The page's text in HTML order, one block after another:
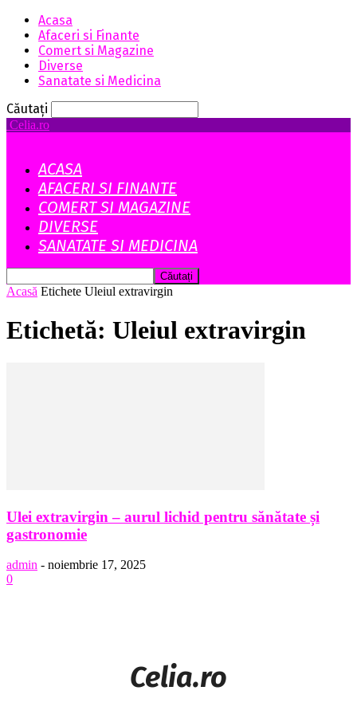
Acasa
Afaceri si Finante
Comert si Magazine
Diverse
Sanatate si Medicina
Căutați
Celia.ro
ACASA
AFACERI SI FINANTE
COMERT SI MAGAZINE
DIVERSE
SANATATE SI MEDICINA
Acasă Etichete Uleiul extravirgin
Etichetă: Uleiul extravirgin
Ulei extravirgin – aurul lichid pentru sănătate și
gastronomie
admin - noiembrie 17, 2025
0
Celia.ro